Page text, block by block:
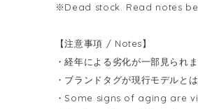
※Dead stock. Read notes
【注意事項 / Notes】
・経年による劣化が一部見られ
・ブランドタグが現行モデルと
・Some signs of aging are